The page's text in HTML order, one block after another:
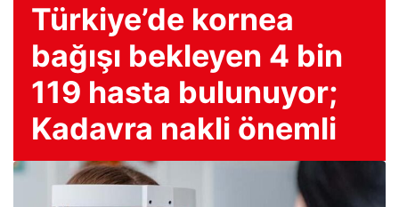
Türkiye’de kornea
bağışı bekleyen 4 bin
119 hasta bulunuyor;
Kadavra nakli önemli